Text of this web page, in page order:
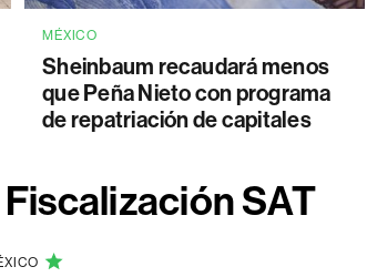
MÉXICO
Sheinbaum recaudará menos
que Peña Nieto con programa
de repatriación de capitales
SAT